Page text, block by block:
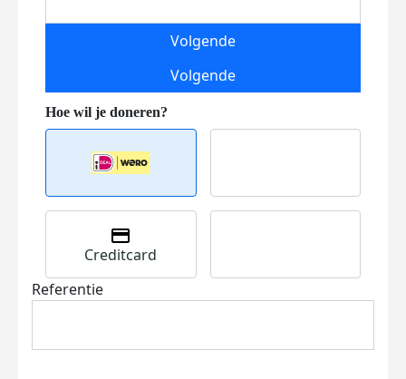
Volgende
Volgende
Creditcard
Referentie